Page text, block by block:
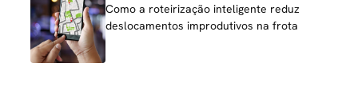
Como a roteirização inteligente reduz
deslocamentos improdutivos na frota